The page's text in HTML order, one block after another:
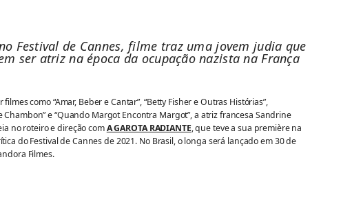
Festival de Cannes, filme traz uma jovem judia que
ser atriz na época da ocupação nazista na França
como “Amar, Beber e Cantar”, “Betty Fisher e Outras Histórias”,
Chambon” e “Quando Margot Encontra Margot”, a atriz francesa Sandrine
no roteiro e direção comA GAROTA RADIANTE, que teve a sua première na
do Festival de Cannes de 2021. No Brasil, o longa será lançado em 30 de
Filmes.